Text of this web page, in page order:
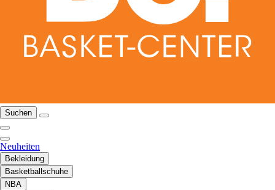
Suchen
Neuheiten
Bekleidung
Basketballschuhe
NBA